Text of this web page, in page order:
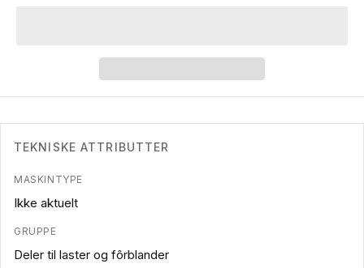
TEKNISKE ATTRIBUTTER
MASKINTYPE
Ikke aktuelt
GRUPPE
Deler til laster og fôrblander